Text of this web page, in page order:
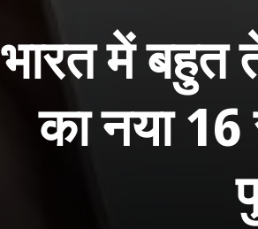
भारत में बहुत
का नया 16